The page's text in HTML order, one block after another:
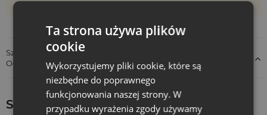
Szczegóły dotyczące zgodności produktu z przepisami:
Odpowiedzialność za produkt
Sprawdź inne ciekawe produkty:
Ta strona używa plików
cookie
Wykorzystujemy pliki cookie, które są
niezbędne do poprawnego
funkcjonowania naszej strony. W
przypadku wyrażenia zgody używamy